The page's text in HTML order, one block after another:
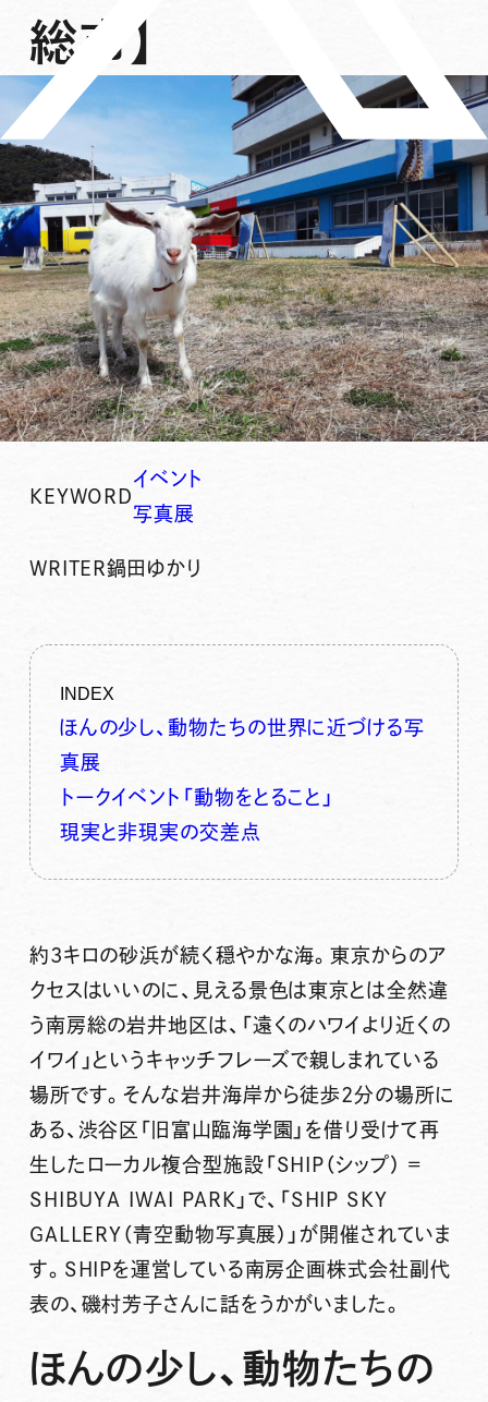
総市】
KEYWORD
イベント
写真展
WRITER鍋田ゆかり
INDEX
ほんの少し、動物たちの世界に近づける写
真展
トークイベント「動物をとること」
現実と非現実の交差点
約3キロの砂浜が続く穏やかな海。東京からのア
クセスはいいのに、見える景色は東京とは全然違
う南房総の岩井地区は、「遠くのハワイより近くの
イワイ」というキャッチフレーズで親しまれている
場所です。そんな岩井海岸から徒歩2分の場所に
ある、渋谷区「旧富山臨海学園」を借り受けて再
生したローカル複合型施設「SHIP（シップ） =
SHIBUYA IWAI PARK」で、「SHIP SKY
GALLERY（青空動物写真展）」が開催されていま
す。SHIPを運営している南房企画株式会社副代
表の、磯村芳子さんに話をうかがいました。
ほんの少し、動物たちの